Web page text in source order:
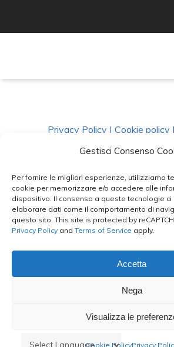
Gestisci Consenso
Per fornire le migliori esperienze, utilizziamo
cookie per memorizzare e/o accedere alle
dispositivo. Il consenso a queste tecnologie
elaborare dati come il comportamento di
questo sito. This site is protected by
Privacy Policy and Terms of Service apply.
Accetta
Nega
Visualizza le
Cookie PolicyPrivacy
Privacy Policy | Cookie policy |
Condizioni|Richiedi
facebook instagram whatsapp
email
Le Bontà del Capo ©